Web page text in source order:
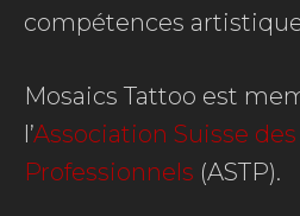
compétences
Mosaics Tattoo est
l’Association Suisse
Professionnels (ASTP).